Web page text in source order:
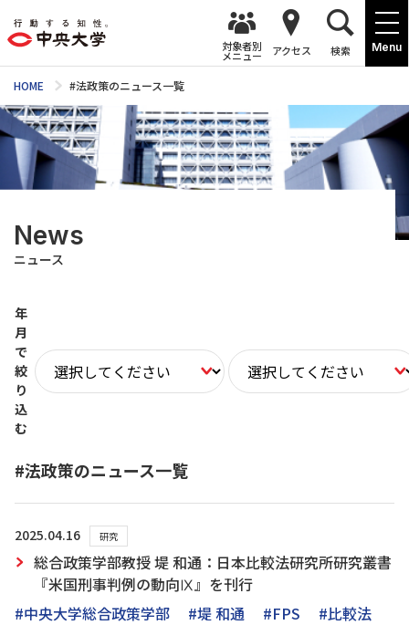
Menu
対象者別
メニュー アクセス 検索
HOME #法政策のニュース一覧
News
ニュース
年
月
で
絞
り
込
む
#法政策のニュース一覧
2025.04.16 研究
総合政策学部教授 堤 和通：日本比較法研究所研究叢書
『米国刑事判例の動向Ⅸ』を刊行
#中央大学総合政策学部
#堤 和通 #FPS
#比較法